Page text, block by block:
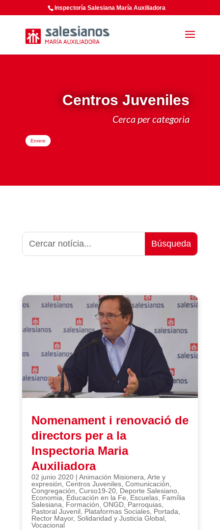
Inspectoría Salesiana María Auxiliadora
Centros Juveniles
Cerca per categoria
Enrere
Nomenament i renovació de
directors per a la
Inspectoria Maria
Auxiliadora
02 junio 2020| Animación Misionera Arte y
expresión Centros Juveniles, Comunicación
Congregación Curso19-20, Deporte Salesiano,
Economia
Educación en la Fe Escuelas, Família
Salesiana
Formación ONGD, Parroquias,
Pastoral Juvenil, Plataformas Sociales, Portada
Rector Mayor, Solidaridad y Justicia Global,
Vocacional